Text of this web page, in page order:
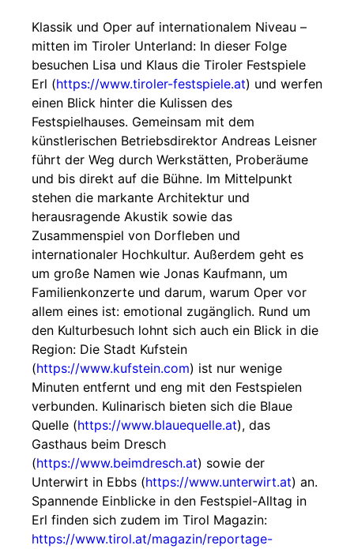
Klassik und Oper auf internationalem Niveau –
mitten im Tiroler Unterland: In dieser Folge
besuchen Lisa und Klaus die Tiroler Festspiele
Erl (https://www.tiroler-festspiele.at) und werfen
einen Blick hinter die Kulissen des
Festspielhauses. Gemeinsam mit dem
künstlerischen Betriebsdirektor Andreas Leisner
führt der Weg durch Werkstätten, Proberäume
und bis direkt auf die Bühne. Im Mittelpunkt
stehen die markante Architektur und
herausragende Akustik sowie das
Zusammenspiel von Dorfleben und
internationaler Hochkultur. Außerdem geht es
um große Namen wie Jonas Kaufmann, um
Familienkonzerte und darum, warum Oper vor
allem eines ist: emotional zugänglich. Rund um
den Kulturbesuch lohnt sich auch ein Blick in die
Region: Die Stadt Kufstein
(https://www.kufstein.com) ist nur wenige
Minuten entfernt und eng mit den Festspielen
verbunden. Kulinarisch bieten sich die Blaue
Quelle (https://www.blauequelle.at), das
Gasthaus beim Dresch
(https://www.beimdresch.at) sowie der
Unterwirt in Ebbs (https://www.unterwirt.at) an.
Spannende Einblicke in den Festspiel-Alltag in
Erl finden sich zudem im Tirol Magazin:
https://www.tirol.at/magazin/reportage-